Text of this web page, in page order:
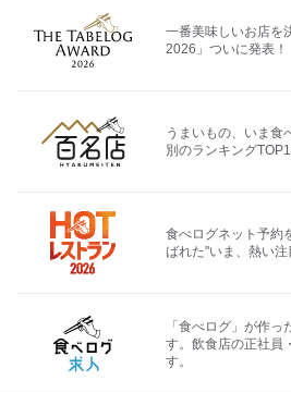
一番美味しいお店を
2026」ついに発表！
うまいもの、いま食
別のランキング
食べログネット予約
ばれた"いま、熱い
「食べログ」が作
す。飲食店の正社員
す。